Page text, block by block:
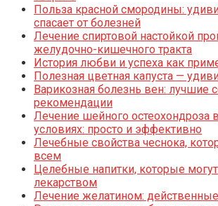
Польза красной смородины:
спасает от болезней
Лечение спиртовой настойкой
желудочно-кишечного тракта
История любви и успеха как
Полезная цветная капуста —
Варикозная болезнь вен: лучшие
рекомендации
Лечение шейного остеохондроза
условиях: просто и эффективно
Лечебные свойства чеснока,
всем
Целебные напитки, которые могут
лекарством
Лечение желатином: